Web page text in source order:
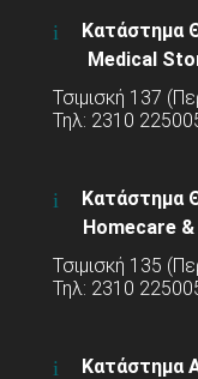
Κατάστημα
Medical
Τσιμισκή 137
Τηλ: 2310
Κατάστημα
Homecare
Τσιμισκή 135
Τηλ: 2310
Κατάστημα